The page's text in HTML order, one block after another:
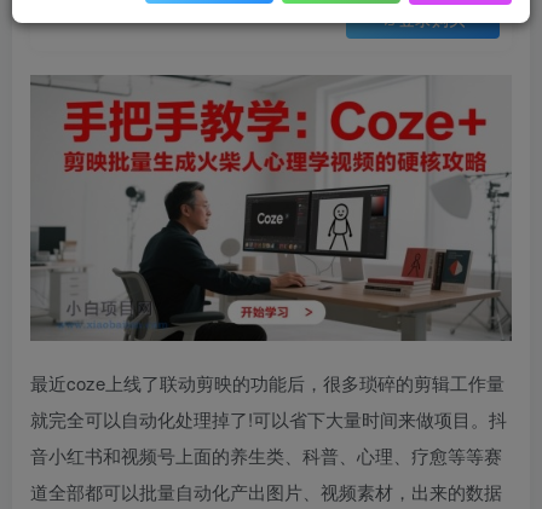
登录购买
最近coze上线了联动剪映的功能后，很多琐碎的剪辑工作量
就完全可以自动化处理掉了!可以省下大量时间来做项目。抖
音小红书和视频号上面的养生类、科普、心理、疗愈等等赛
道全部都可以批量自动化产出图片、视频素材，出来的数据